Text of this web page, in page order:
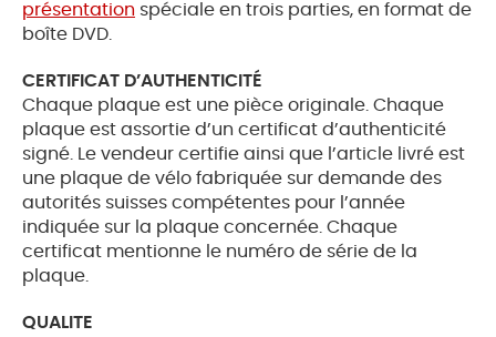
présentation spéciale en trois parties, en format de
boîte DVD.
CERTIFICAT D’AUTHENTICITÉ
Chaque plaque est une pièce originale. Chaque
plaque est assortie d’un certificat d’authenticité
signé. Le vendeur certifie ainsi que l’article livré est
une plaque de vélo fabriquée sur demande des
autorités suisses compétentes pour l’année
indiquée sur la plaque concernée. Chaque
certificat mentionne le numéro de série de la
plaque.
QUALITE